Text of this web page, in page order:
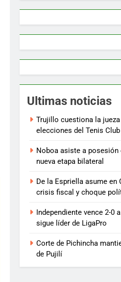
Ultimas noticias
Trujillo cuestiona la
elecciones del Tenis Club
Noboa asiste a posesión
nueva etapa bilateral
De la Espriella asume en
crisis fiscal y choque
Independiente vence 2-0
sigue líder de LigaPro
Corte de Pichincha
de Pujilí